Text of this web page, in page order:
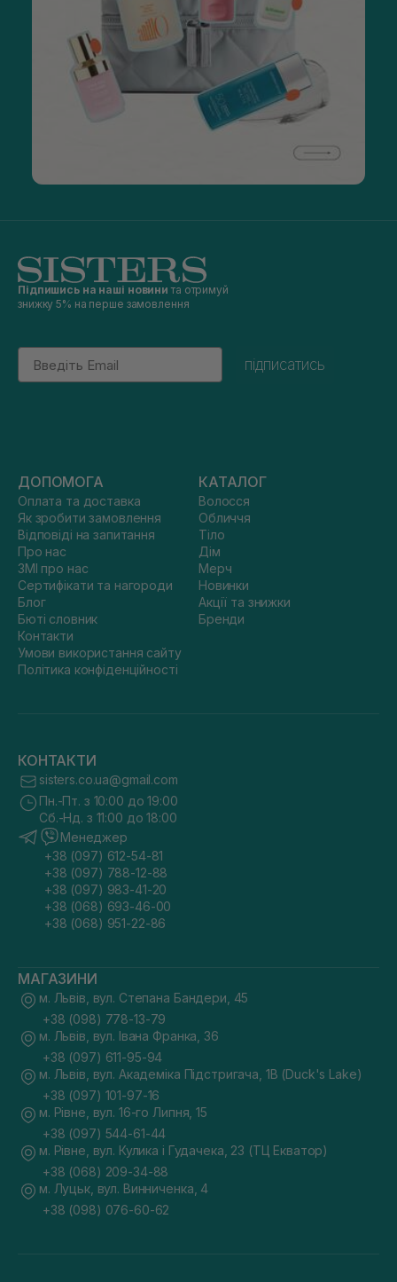
Підпишись на наші новини та отримуй
знижку 5% на перше замовлення
Email
підписатись
ДОПОМОГА
Оплата та доставка
Як зробити замовлення
Відповіді на запитання
Про нас
ЗМІ про нас
Сертифікати та нагороди
Блог
Бюті словник
Контакти
Умови використання сайту
Політика конфіденційності
КАТАЛОГ
Волосся
Обличчя
Тіло
Дім
Мерч
Новинки
Акції та знижки
Бренди
КОНТАКТИ
sisters.co.ua@gmail.com
Пн.-Пт. з 10:00 до 19:00
Сб.-Нд. з 11:00 до 18:00
Менеджер
+38 (097) 612-54-81
+38 (097) 788-12-88
+38 (097) 983-41-20
+38 (068) 693-46-00
+38 (068) 951-22-86
МАГАЗИНИ
м. Львів, вул. Степана Бандери, 45
+38 (098) 778-13-79
м. Львів, вул. Івана Франка, 36
+38 (097) 611-95-94
м. Львів, вул. Академіка Підстригача, 1В (Duck's Lake)
+38 (097) 101-97-16
м. Рівне, вул. 16-го Липня, 15
+38 (097) 544-61-44
м. Рівне, вул. Кулика і Гудачека, 23 (ТЦ Екватор)
+38 (068) 209-34-88
м. Луцьк, вул. Винниченка, 4
+38 (098) 076-60-62